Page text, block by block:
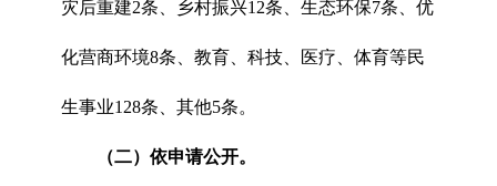
灾后重建2条、乡村振兴12条、生态环保7条、优
化营商环境8条、教育、科技、医疗、体育等民
生事业128条、其他5条。
（二）依申请公开。